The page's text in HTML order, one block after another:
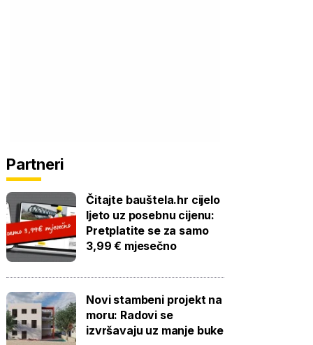
Partneri
Čitajte bauštela.hr cijelo
ljeto uz posebnu cijenu:
Pretplatite se za samo
3,99 € mjesečno
Novi stambeni projekt na
moru: Radovi se
izvršavaju uz manje buke